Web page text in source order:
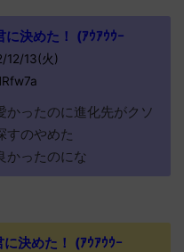
に決めた！ (ｱｳｱｳｳｰ
12/13(火)
かったのに進化先がクソ
すのやめた
かったのにな
決めた！ (ｱｳｱｳｳｰ